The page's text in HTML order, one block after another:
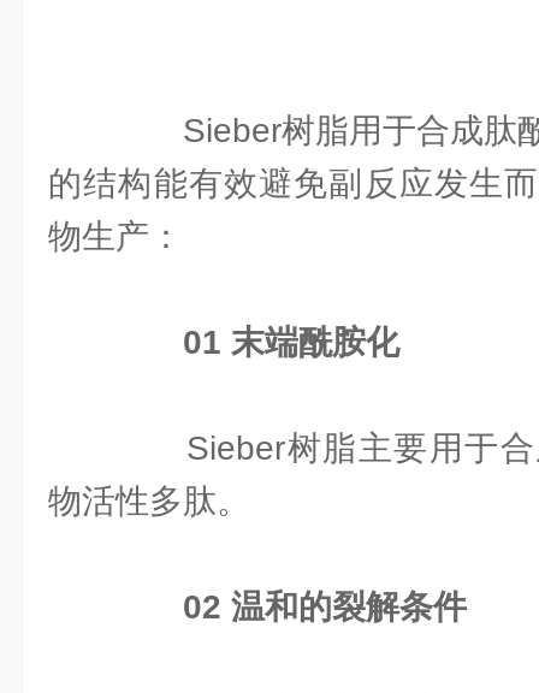
Sieber树脂用于合成肽
的结构能有效避免副反应发生
物生产：
01 末端酰胺化
Sieber树脂主要用于合
物活性多肽。
02 温和的裂解条件